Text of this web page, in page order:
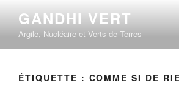
contenu
principal
GANDHI VERT
Argile, Nucléaire et Verts de Terres
ÉTIQUETTE : COMME SI DE